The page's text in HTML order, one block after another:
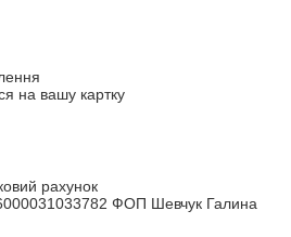
на вашу картку
рахунок
ФОП Шевчук Галина